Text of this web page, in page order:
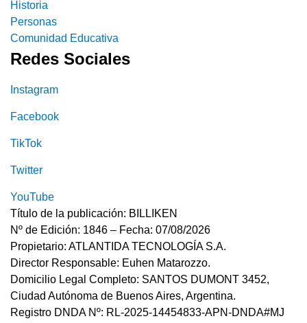
Historia
Personas
Comunidad Educativa
Redes Sociales
Instagram
Facebook
TikTok
Twitter
YouTube
Título de la publicación: BILLIKEN
Nº de Edición: 1846 – Fecha: 07/08/2026
Propietario: ATLANTIDA TECNOLOGÍA S.A.
Director Responsable: Euhen Matarozzo.
Domicilio Legal Completo: SANTOS DUMONT 3452,
Ciudad Autónoma de Buenos Aires, Argentina.
Registro DNDA Nº: RL-2025-14454833-APN-DNDA#MJ